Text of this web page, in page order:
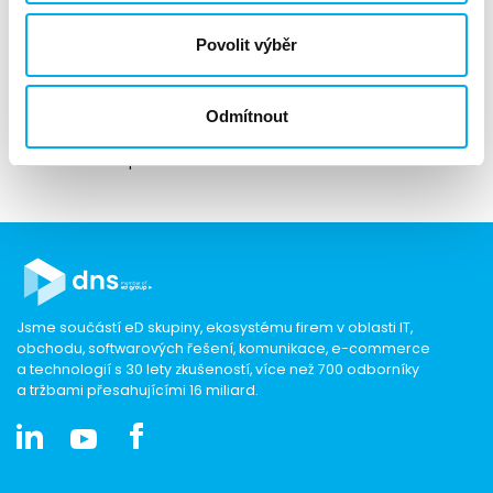
Povolit výběr
Odmítnout
kampaně. Místo tradičních darů věnujeme přispěvek na
Budeme nadšení, pokud se zapojíte i vy. Přidejte se k
Těšíme se na společné setkání!
Jsme součástí eD skupiny, ekosystému firem v oblasti IT,
obchodu, softwarových řešení, komunikace, e-commerce
a technologií s 30 lety zkušeností, více než 700 odborníky
a tržbami přesahujícími 16 miliard.